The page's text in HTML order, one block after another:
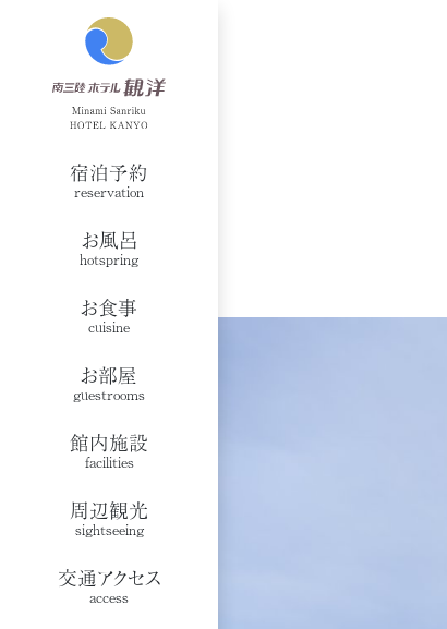
宿泊予約
reservation
お風呂
hotspring
お食事
cuisine
お部屋
guestrooms
館内施設
facilities
周辺観光
sightseeing
交通アクセス
access